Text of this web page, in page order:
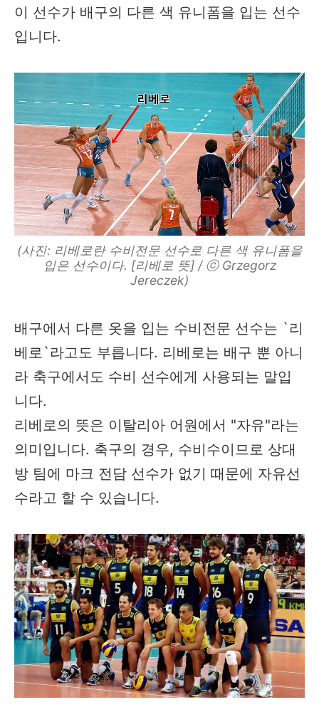
이 선수가 배구의 다른 색 유니폼을 입는 선수
입니다.
(사진: 리베로란 수비전문 선수로 다른 색 유니폼을
입은 선수이다. [리베로 뜻] / ⓒ Grzegorz
Jereczek)
배구에서 다른 옷을 입는 수비전문 선수는 `리
베로`라고도 부릅니다. 리베로는 배구 뿐 아니
라 축구에서도 수비 선수에게 사용되는 말입
니다.
리베로의 뜻은 이탈리아 어원에서 "자유"라는
의미입니다. 축구의 경우, 수비수이므로 상대
방 팀에 마크 전담 선수가 없기 때문에 자유선
수라고 할 수 있습니다.